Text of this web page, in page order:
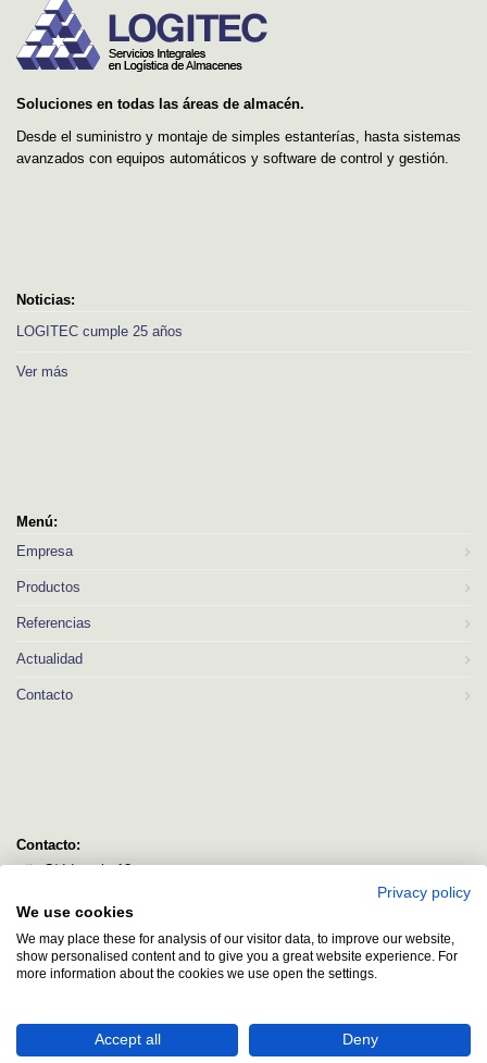
Soluciones en todas las áreas de almacén.
Desde el suministro y montaje de simples estanterías, hasta sistemas
avanzados con equipos automáticos y software de control y gestión.
Noticias:
LOGITEC cumple 25 años
Ver más
Menú:
Empresa
Productos
Referencias
Actualidad
Contacto
Contacto:
C/ Idorsolo 13
Bizkaia
logitec@logitecsl.net
+34 944 544 580
Privacy policy
We use cookies
We may place these for analysis of our visitor data, to improve our website,
show personalised content and to give you a great website experience. For
more information about the cookies we use open the settings.
Accept all Deny